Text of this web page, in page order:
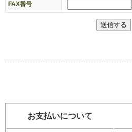
FAX番号
お支払いについて